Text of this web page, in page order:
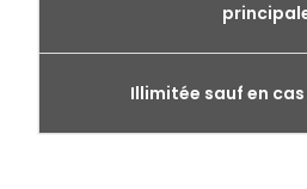
Illimitée sauf en